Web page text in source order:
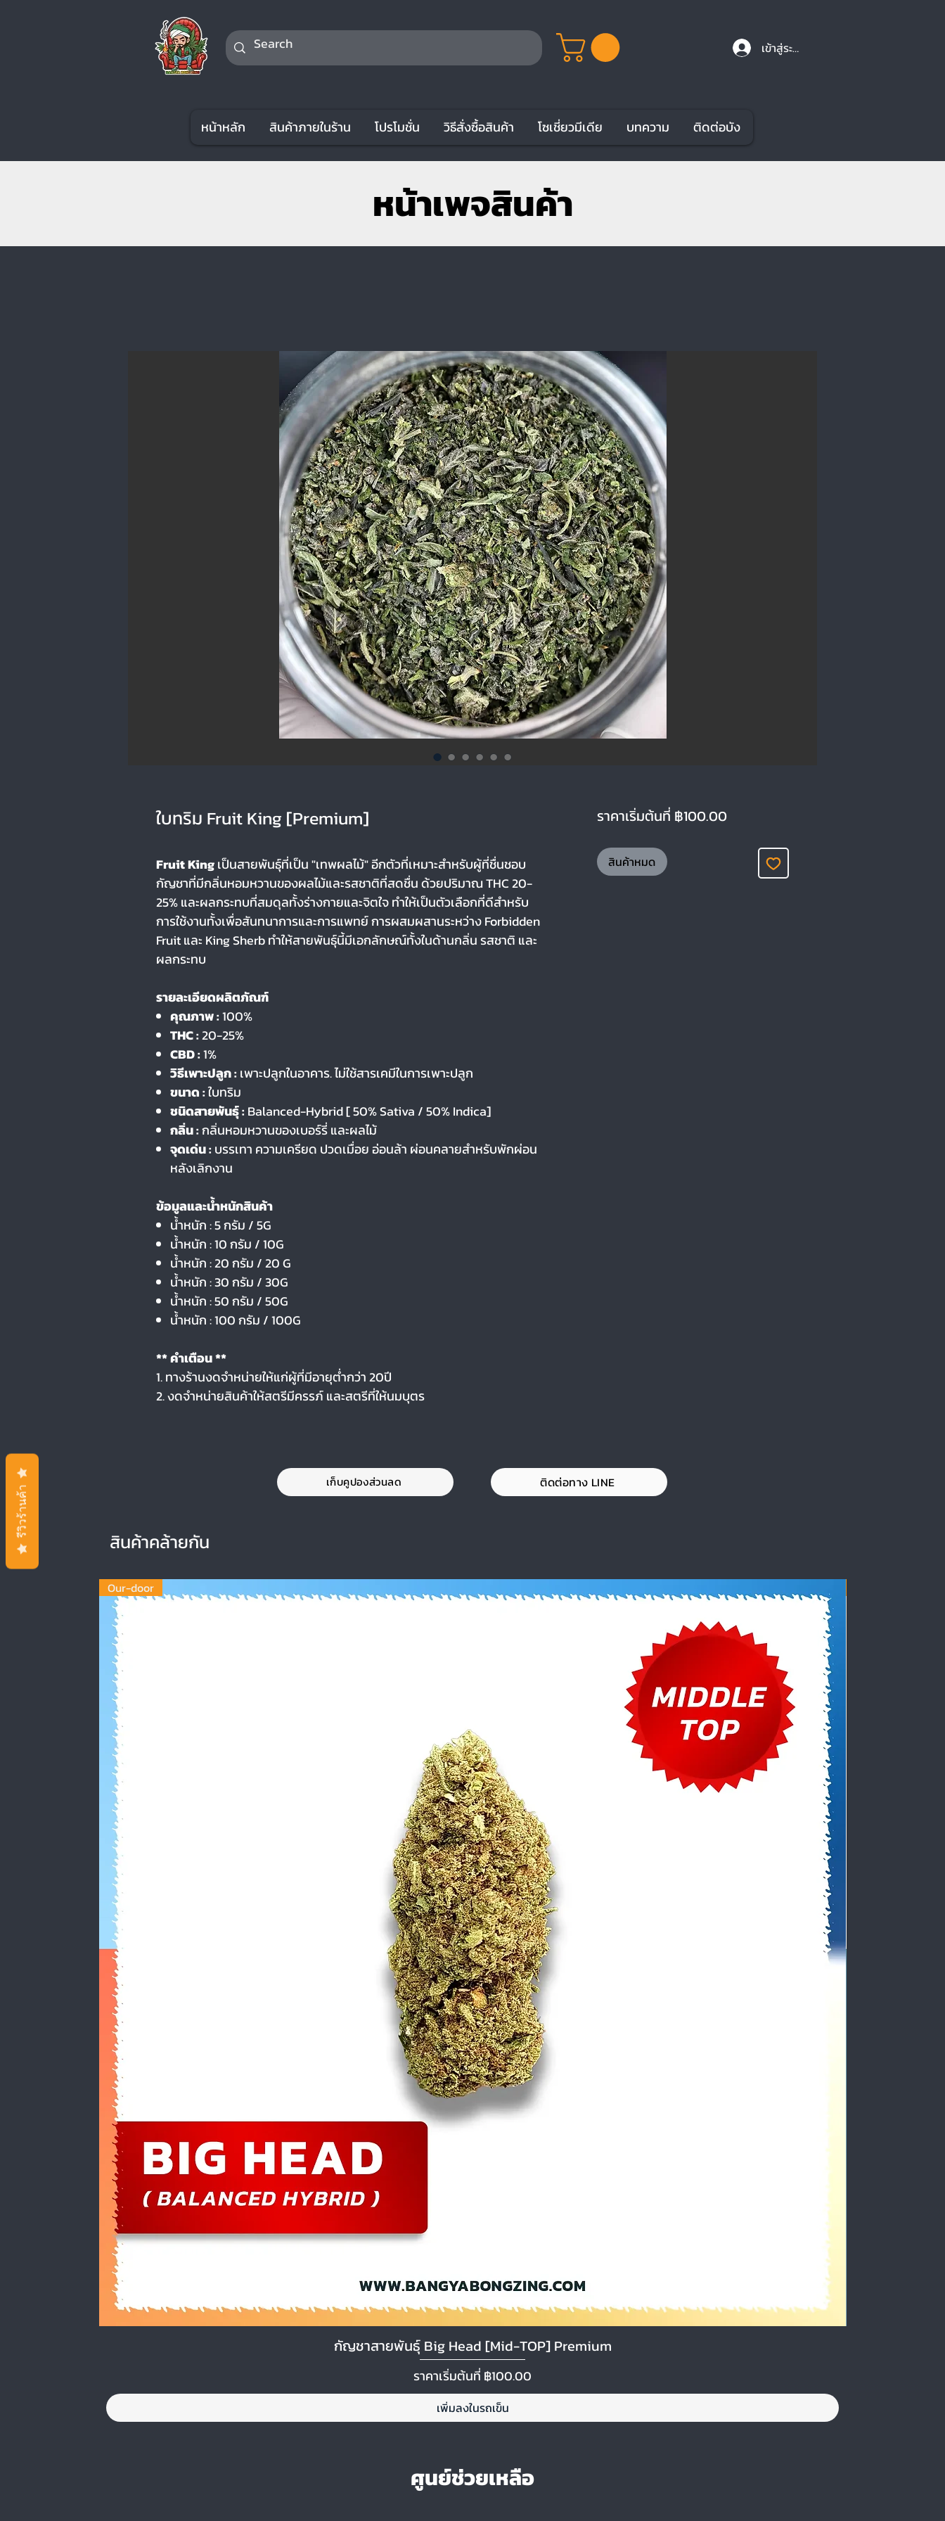
เข้าสู่ระบบ
หน้าหลัก สินค้าภายในร้าน โปรโมชั่น วิธีสั่งซื้อสินค้า โซเชี่ยวมีเดีย บทความ ติดต่อบัง
หน้าเพจสินค้า
ใบทริม Fruit King [Premium]
Fruit Kingเป็นสายพันธุ์ที่เป็น "เทพผลไม้" อีกตัวที่เหมาะสำหรับผู้ที่ชื่นชอบ
กัญชาที่มีกลิ่นหอมหวานของผลไม้และรสชาติที่สดชื่น ด้วยปริมาณ THC 20-
25% และผลกระทบที่สมดุลทั้งร่างกายและจิตใจ ทำให้เป็นตัวเลือกที่ดีสำหรับ
การใช้งานทั้งเพื่อสันทนาการและการแพทย์ การผสมผสานระหว่าง Forbidden
Fruit และ King Sherb ทำให้สายพันธุ์นี้มีเอกลักษณ์ทั้งในด้านกลิ่น รสชาติ และ
ผลกระทบ
รายละเอียดผลิตภัณฑ์
คุณภาพ :100%
THC :20-25%
CBD :1%
วิธีเพาะปลูก : เพาะปลูกในอาคาร. ไม่ใช้สารเคมีในการเพาะปลูก
ขนาด:ใบทริม
ชนิดสายพันธุ์ : Balanced-Hybrid [ 50% Sativa / 50% Indica]
กลิ่น :กลิ่นหอมหวานของเบอร์รี่ และผลไม้
จุดเด่น : บรรเทา ความเครียด ปวดเมื่อย อ่อนล้า ผ่อนคลายสำหรับพักผ่อน
หลังเลิกงาน
ข้อมูลและน้ำหนักสินค้า
น้ำหนัก : 5 กรัม / 5G
น้ำหนัก : 10 กรัม / 10G
น้ำหนัก : 20 กรัม / 20 G
น้ำหนัก : 30 กรัม / 30G
น้ำหนัก : 50 กรัม / 50G
น้ำหนัก : 100 กรัม / 100G
** คำเตือน **
1. ทางร้านงดจำหน่ายให้แก่ผู้ที่มีอายุต่ำกว่า 20ปี
2. งดจำหน่ายสินค้าให้สตรีมีครรภ์ และสตรีที่ให้นมบุตร
ราคาเริ่มต้นที่ ฿100.00ราคาขายลด
สินค้าหมด
เก็บคูปองส่วนลด ติดต่อทาง LINE
สินค้าคล้ายกัน
ดูข้อมูลด่วน
Our-door
กัญชาสายพันธุ์ Big Head [Mid-TOP] Premium
ราคาเริ่มต้นที่ ฿100.00
ราคาขายลด
เพิ่มลงในรถเข็น
ศูนย์ช่วยเหลือ
รีวิวร้านค้า